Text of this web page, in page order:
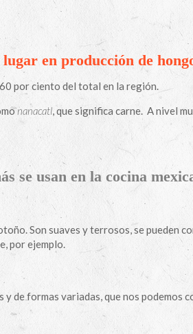
en producción de
por ciento del total en la región.
nanacatl, que significa carne. A nivel
se usan en la cocina
Son suaves y terrosos, se pueden
por ejemplo.
de formas variadas, que nos podemos